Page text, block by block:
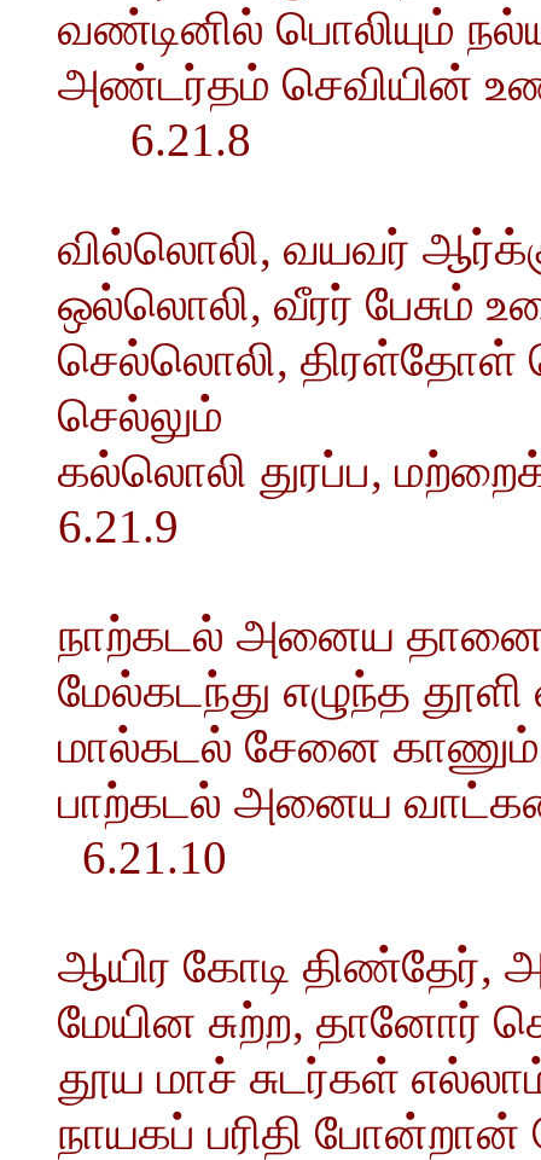
வண்டினில் பொலியும்
அண்டர்தம் செவியின்
6.21.8
வில்லொலி, வயவர்
ஒல்லொலி, வீரர் பேசும்
செல்லொலி, திரள்தோள்
செல்லும்
கல்லொலி துரப்ப,
6.21.9
நாற்கடல் அனைய தானை
மேல்கடந்து எழுந்த
மால்கடல் சேனை
பாற்கடல் அனைய
6.21.10
ஆயிர கோடி
மேயின சுற்ற, தானோர்
தூய மாச் சுடர்கள்
நாயகப் பரிதி